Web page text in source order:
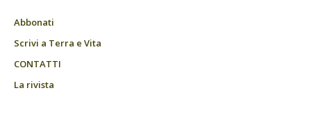
Abbonati
Scrivi a Terra e Vita
CONTATTI
La rivista